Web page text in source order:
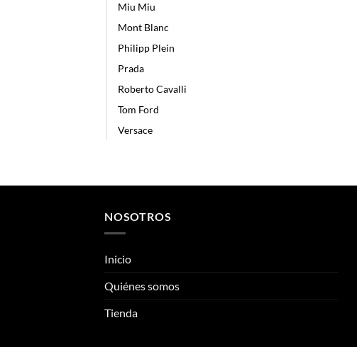
Miu Miu
Mont Blanc
Philipp Plein
Prada
Roberto Cavalli
Tom Ford
Versace
NOSOTROS
Inicio
Quiénes somos
Tienda